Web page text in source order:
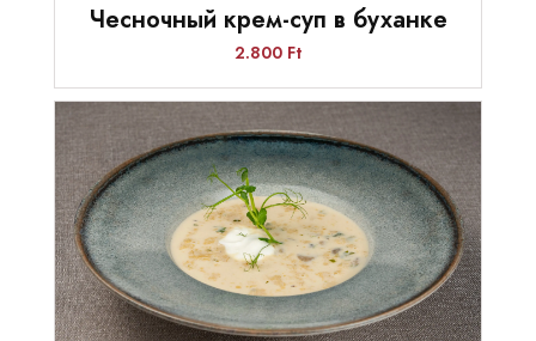
Чесночный крем-суп в буханке
2.800 Ft